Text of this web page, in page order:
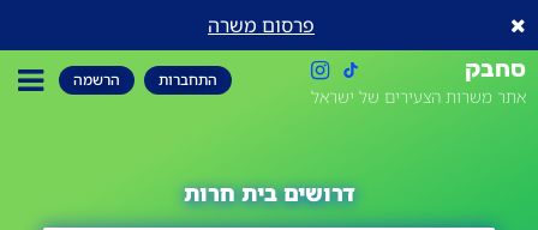
פרסום משרה
סחבק
אתר משרות הצעירים של ישראל
התחברות הרשמה
דרושים בית חרות